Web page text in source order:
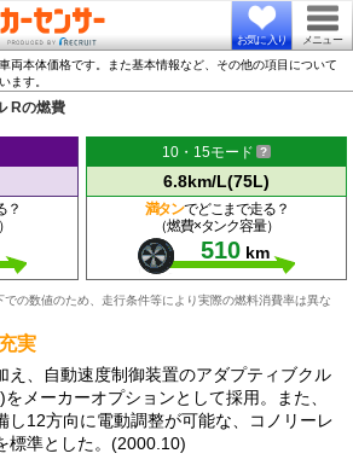
お気に入り メニュー
両本体価格です。また基本情報など、その他の項目について
ます。
Rの燃費
？
10・15モード
6.8km/L(75L)
満タンでどこまで走る？
（燃費×タンク容量）
510 km
の数値のため、走行条件等により実際の燃料消費率は異な
実
え、自動速度制御装置のアダプティブクル
メーカーオプションとして採用。また、
し12方向に電動調整が可能な、コノリーレ
標準とした。(2000.10)